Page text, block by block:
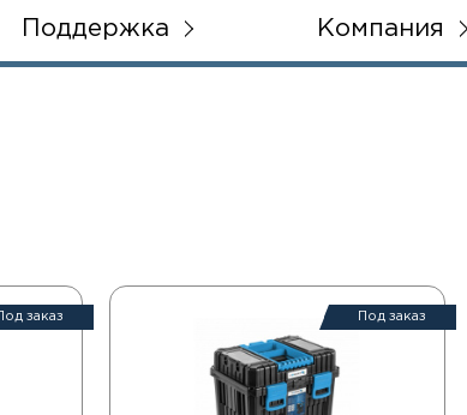
Поддержка Компания
Под заказ Под заказ